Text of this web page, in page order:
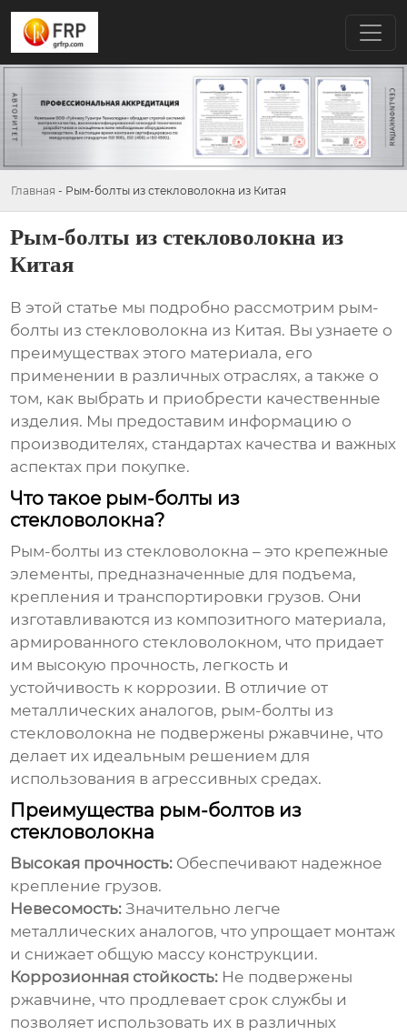
Главная - Рым-болты из стекловолокна из Китая
Рым-болты из стекловолокна из
Китая
В этой статье мы подробно рассмотрим рым-
болты из стекловолокна из Китая. Вы узнаете о
преимуществах этого материала, его
применении в различных отраслях, а также о
том, как выбрать и приобрести качественные
изделия. Мы предоставим информацию о
производителях, стандартах качества и важных
аспектах при покупке.
Что такое рым-болты из
стекловолокна?
Рым-болты из стекловолокна – это крепежные
элементы, предназначенные для подъема,
крепления и транспортировки грузов. Они
изготавливаются из композитного материала,
армированного стекловолокном, что придает
им высокую прочность, легкость и
устойчивость к коррозии. В отличие от
металлических аналогов, рым-болты из
стекловолокна не подвержены ржавчине, что
делает их идеальным решением для
использования в агрессивных средах.
Преимущества рым-болтов из
стекловолокна
Высокая прочность: Обеспечивают надежное
крепление грузов.
Невесомость: Значительно легче
металлических аналогов, что упрощает монтаж
и снижает общую массу конструкции.
Коррозионная стойкость: Не подвержены
ржавчине, что продлевает срок службы и
позволяет использовать их в различных